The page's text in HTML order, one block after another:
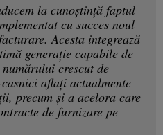
la cunoștință faptul
cu succes noul
Acesta integrează
generație capabile de
crescut de
aflați actualmente
precum și a acelora care
de furnizare pe